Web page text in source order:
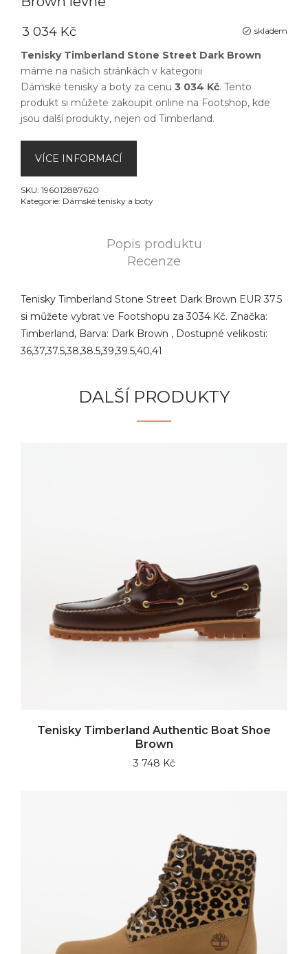
skladem
3 034 Kč
Tenisky Timberland Stone Street Dark Brown
máme na našich stránkách v kategorii
Dámské tenisky a boty za cenu 3 034 Kč. Tento
produkt si můžete zakoupit online na Footshop, kde
jsou další produkty, nejen od Timberland.
VÍCE INFORMACÍ
SKU: 196012887620
Kategorie: Dámské tenisky a boty
Popis produktu
Recenze
Tenisky Timberland Stone Street Dark Brown EUR 37.5
si můžete vybrat ve Footshopu za 3034 Kč. Značka:
Timberland, Barva: Dark Brown , Dostupné velikosti:
36,37,37.5,38,38.5,39,39.5,40,41
DALŠÍ PRODUKTY
Tenisky Timberland Authentic Boat Shoe
Brown
3 748 Kč